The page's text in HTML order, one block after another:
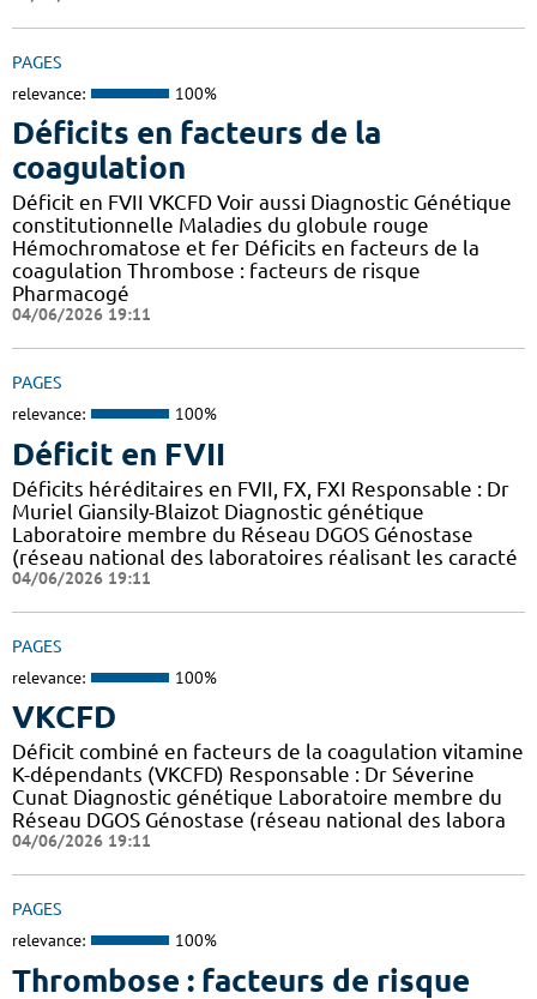
PAGES
relevance: 100%
Déficits en facteurs de la
coagulation
Déficit en FVII VKCFD Voir aussi Diagnostic Génétique
constitutionnelle Maladies du globule rouge
Hémochromatose et fer Déficits en facteurs de la
coagulation Thrombose : facteurs de risque
Pharmacogé
04/06/2026 19:11
PAGES
relevance: 100%
Déficit en FVII
Déficits héréditaires en FVII, FX, FXI Responsable : Dr
Muriel Giansily-Blaizot Diagnostic génétique
Laboratoire membre du Réseau DGOS Génostase
(réseau national des laboratoires réalisant les caracté
04/06/2026 19:11
PAGES
relevance: 100%
VKCFD
Déficit combiné en facteurs de la coagulation vitamine
K-dépendants (VKCFD) Responsable : Dr Séverine
Cunat Diagnostic génétique Laboratoire membre du
Réseau DGOS Génostase (réseau national des labora
04/06/2026 19:11
PAGES
relevance: 100%
Thrombose : facteurs de risque